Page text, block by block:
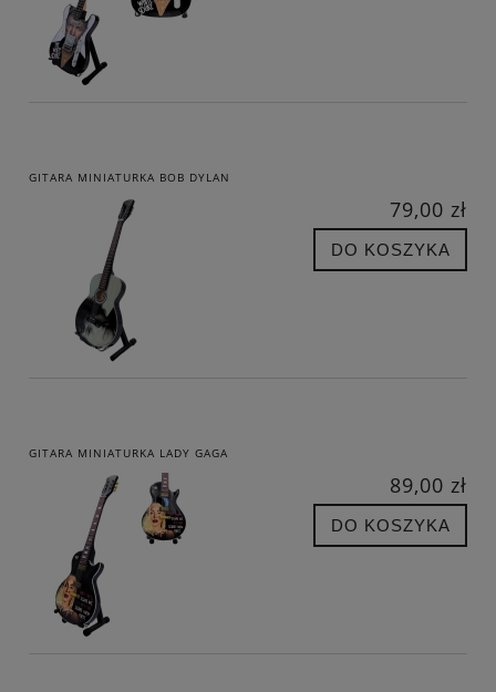
GITARA MINIATURKA BOB DYLAN
79,00 zł
DO KOSZYKA
GITARA MINIATURKA LADY GAGA
89,00 zł
DO KOSZYKA